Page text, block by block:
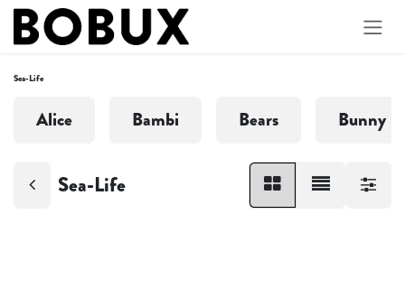
Overslaan naar inhoud
Sea-Life
Alice Bambi Bears Bunny
Sea-Life